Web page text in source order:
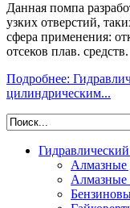
Данная помпа
узких отверстий,
сфера применения:
отсеков плав. средств.
Подробнее:
цилиндрическим...
Алмазные
Алмазные